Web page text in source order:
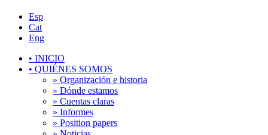
Esp
Cat
Eng
• INICIO
• QUIÉNES SOMOS
» Organización e historia
» Dónde estamos
» Cuentas claras
» Informes
» Position papers